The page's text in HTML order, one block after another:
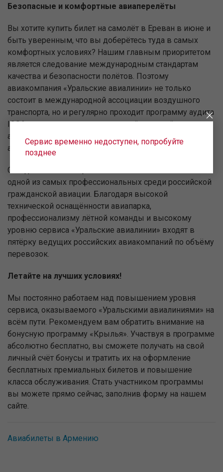
Безопасные и комфортные авиаперелёты
Вы хотите купить билет на самолёт в Ереван в июне и
быть уверенным, что вы доберётесь туда в самых
комфортных условиях? Нашим главным приоритетом
является следование международным стандартам
качества и безопасности полётов. Поэтому
авиакомпания «Уральские авиалинии» не только
состоит в международной ассоциации воздушного
транспорта, но и регулярно проходит программу аудита
IOSA — передового стандарта всей мировой
авиационной индустрии в области осуществления
авиаперевозок и обеспечения их безопасности.
Сегодня наша авиационно-техническая база является
одной из самых профессиональных среди российской
гражданской авиации. Благодаря высокой
технической оснащённости авиапарка,
профессионализму лётной команды и высокому
уровню сервиса «Уральские авиалинии» входят в
пятёрку ведущих российских авиакомпаний по объёму
перевозок.
Летайте на лучших условиях!
Мы постоянно работаем над повышением уровня
сервиса, оказываемого «Уральскими авиалиниями» на
всём пути. Рекомендуем вам обратить внимание на
бонусную программу «Крылья». Участвуя в программе
абсолютно бесплатно, вы сможете получать на свой
личный счёт бонусы и тратить их на оформление
бесплатных премиальных билетов и повышение
класса обслуживания. Стать участником программы
вы можете прямо сейчас, заполнив форму на нашем
сайте.
Авиабилеты в Армению
Сервис временно недоступен, попробуйте
позднее